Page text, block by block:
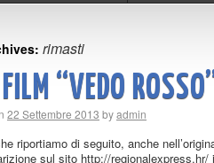
rimasti
“VEDO
22 Settembre 2013 byadmin
riportiamo di seguito, anche
sul sito http://